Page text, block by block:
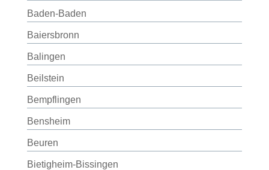
Baden-Baden
Baiersbronn
Balingen
Beilstein
Bempflingen
Bensheim
Beuren
Bietigheim-Bissingen